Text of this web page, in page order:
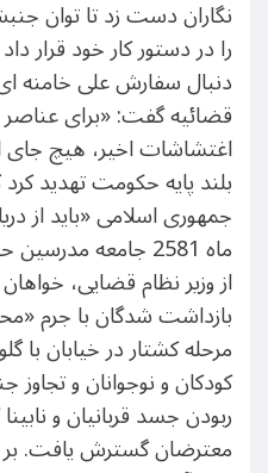
نگاران دست زد تا توان
را در دستور کار خود قرار
دنبال سفارش علی خامنه
قضائیه گفت: «برای
اغتشاشات اخیر، هیچ جای
بلند پایه حکومت تهدید کرد
جمهوری اسلامی «باید
ماه 2581 جامعه
از وزیر نظام قضایی،
بازداشت شدگان با جرم
مرحله کشتار در خیابان با
کودکان و نوجوانان و
ربودن جسد قربانیان و
معترضان گسترش یافت. بر